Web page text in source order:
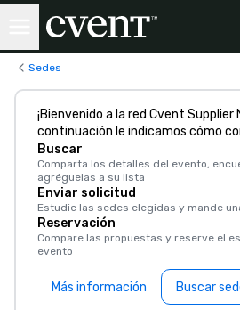
Sedes
¡Bienvenido a la red Cvent Supplier
continuación le indicamos cómo
Buscar
Comparta los detalles del evento,
agréguelas a su lista
Enviar solicitud
Estudie las sedes elegidas y mande
Reservación
Compare las propuestas y reserve el
evento
Más información Buscar